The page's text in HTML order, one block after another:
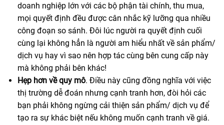
doanh nghiệp lớn với các bộ phận tài chính, thu mua,
mọi quyết định đều được cân nhắc kỹ lưỡng qua nhiều
công đoạn so sánh. Đôi lúc người ra quyết định cuối
cùng lại không hẳn là người am hiểu nhất về sản phẩm/
dịch vụ hay vì sao nên hợp tác cùng bên cung cấp này
mà không phải bên khác!
Hẹp hơn về quy mô. Điều này cũng đồng nghĩa với việc
thị trường dễ đoán nhưng cạnh tranh hơn, đòi hỏi các
bạn phải không ngừng cải thiện sản phẩm/ dịch vụ để
tạo ra sự khác biệt nếu không muốn cạnh tranh về giá.